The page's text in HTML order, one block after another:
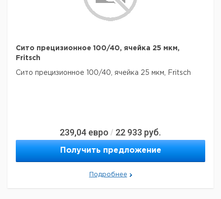
Сито прецизионное 100/40, ячейка 25 мкм,
Fritsch
Сито прецизионное 100/40, ячейка 25 мкм, Fritsch
239,04 евро / 22 933 руб.
Получить предложение
Подробнее